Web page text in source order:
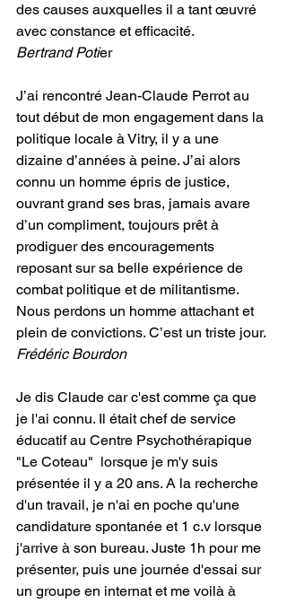
des causes auxquelles il a tant œuvré
avec constance et efficacité.
Bertrand Potier
J’ai rencontré Jean-Claude Perrot au
tout début de mon engagement dans la
politique locale à Vitry, il y a une
dizaine d’années à peine. J’ai alors
connu un homme épris de justice,
ouvrant grand ses bras, jamais avare
d’un compliment, toujours prêt à
prodiguer des encouragements
reposant sur sa belle expérience de
combat politique et de militantisme.
Nous perdons un homme attachant et
plein de convictions. C’est un triste jour.
Frédéric Bourdon
Je dis Claude car c'est comme ça que
je l'ai connu. Il était chef de service
éducatif au Centre Psychothérapique
"Le Coteau"  lorsque je m'y suis
présentée il y a 20 ans. A la recherche
d'un travail, je n'ai en poche qu'une
candidature spontanée et 1 c.v lorsque
j'arrive à son bureau. Juste 1h pour me
présenter, puis une journée d'essai sur
un groupe en internat et me voilà à